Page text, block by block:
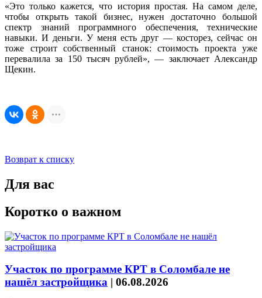
«Это только кажется, что история простая. На самом деле,
чтобы открыть такой бизнес, нужен достаточно большой
спектр знаний программного обеспечения, технические
навыки. И деньги. У меня есть друг — косторез, сейчас он
тоже строит собственный станок: стоимость проекта уже
перевалила за 150 тысяч рублей», — заключает Александр
Щекин.
Возврат к списку
Для вас
Коротко о важном
Участок по программе КРТ в Соломбале не
нашёл застройщика | 06.08.2026